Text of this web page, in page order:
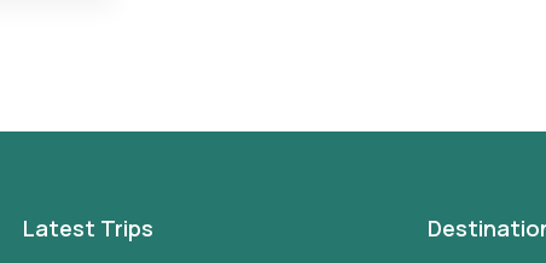
Latest Trips